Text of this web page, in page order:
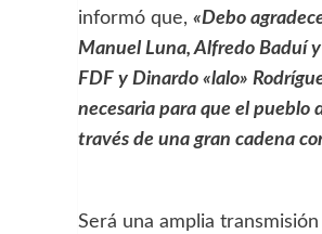
informó que, «Debo
Manuel Luna, Alfredo Baduí
FDF y Dinardo «lalo»
necesaria para que el
través de una gran cadena
Será una amplia